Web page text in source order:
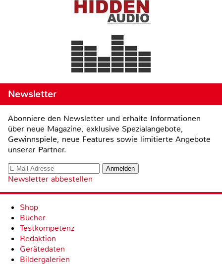
Newsletter
Abonniere den Newsletter und erhalte Informationen
über neue Magazine, exklusive Spezialangebote,
Gewinnspiele, neue Features sowie limitierte Angebote
unserer Partner.
Newsletter abbestellen
Shop
Bücher
Testkompetenz
Redaktion
Gerätedaten
Bildergalerien